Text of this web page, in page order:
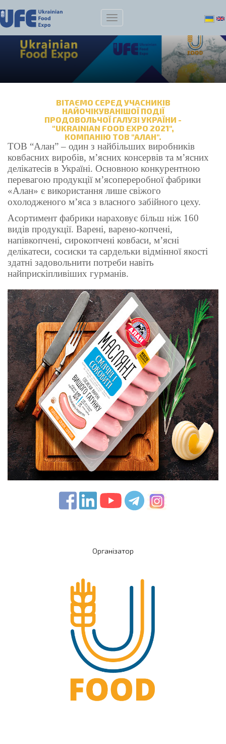
ВІТАЄМО СЕРЕД УЧАСНИКІВ
НАЙОЧІКУВАНІШОЇ ПОДІЇ
ПРОДОВОЛЬЧОЇ ГАЛУЗІ УКРАЇНИ -
"UKRAINIAN FOOD EXPO 2021",
КОМПАНІЮ ТОВ "АЛАН".
ТОВ “Алан” – один з найбільших виробників
ковбасних виробів, м’ясних консервів та м’ясних
делікатесів в Україні. Основною конкурентною
перевагою продукції м’ясопереробної фабрики
«Алан» є використання лише свіжого
охолодженого м’яса з власного забійного цеху.
Асортимент фабрики нараховує більш ніж 160
видів продукції. Варені, варено-копчені,
напівкопчені, сирокопчені ковбаси, м’ясні
делікатеси, сосиски та сардельки відмінної якості
здатні задовольнити потреби навіть
найприскіпливіших гурманів.
Організатор